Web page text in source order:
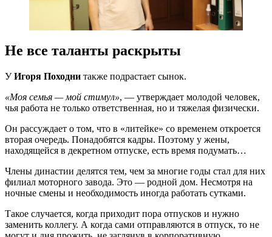
Не все таланты раскрыты
УИгоря Походни также подрастает сынок.
«Моя семья — мой стимул», — утверждает молодой человек,
чья работа не только ответственная, но и тяжелая физически.
Он рассуждает о том, что в «литейке» со временем откроется
вторая очередь. Понадобятся кадры. Поэтому у жены,
находящейся в декретном отпуске, есть время подумать…
Члены династии делятся тем, чем за многие годы стал для них
филиал моторного завода. Это — родной дом. Несмотря на
ночные смены и необходимость иногда работать сутками.
Такое случается, когда приходит пора отпусков и нужно
заменить коллегу. А когда сами отправляются в отпуск, то не